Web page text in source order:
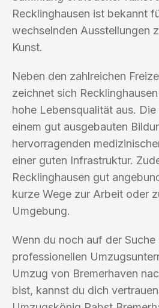
Recklinghausen ist bekannt
wechselnden Ausstellungen
Kunst.
Neben den zahlreichen
zeichnet sich
hohe Lebensqualität aus.
einem gut ausgebauten
hervorragenden
einer guten Infrastruktur.
Recklinghausen gut
kurze Wege zur Arbeit oder
Umgebung.
Wenn du noch auf der Suche
professionellen
Umzug von Bremerhaven
bist, kannst du dich